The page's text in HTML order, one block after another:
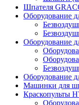
Шпателя
Оборудование
Оборудование
Оборудование
Машинки для
Краскопульты